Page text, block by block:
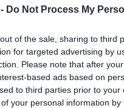
Do Not Process My
of the sale, sharing to third
for targeted advertising by
Please note that after
based ads based on
to third parties prior to
your personal information
Άρθρα